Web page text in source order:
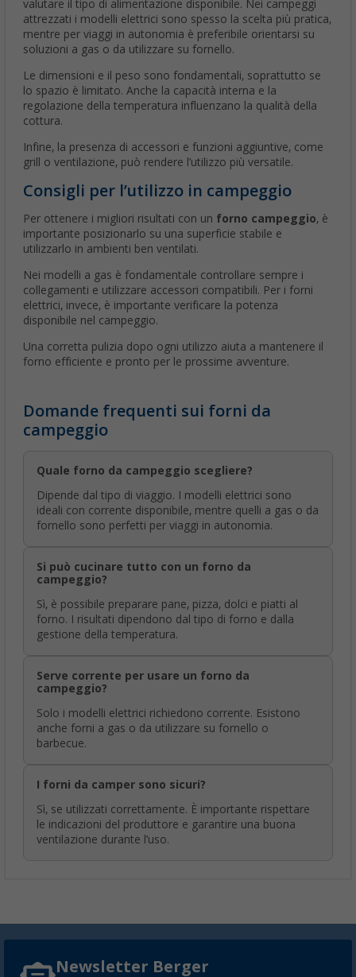
valutare il tipo di alimentazione disponibile. Nei campeggi
attrezzati i modelli elettrici sono spesso la scelta più pratica,
mentre per viaggi in autonomia è preferibile orientarsi su
soluzioni a gas o da utilizzare su fornello.
Le dimensioni e il peso sono fondamentali, soprattutto se
lo spazio è limitato. Anche la capacità interna e la
regolazione della temperatura influenzano la qualità della
cottura.
Infine, la presenza di accessori e funzioni aggiuntive, come
grill o ventilazione, può rendere l’utilizzo più versatile.
Consigli per l’utilizzo in campeggio
Per ottenere i migliori risultati con un forno campeggio, è
importante posizionarlo su una superficie stabile e
utilizzarlo in ambienti ben ventilati.
Nei modelli a gas è fondamentale controllare sempre i
collegamenti e utilizzare accessori compatibili. Per i forni
elettrici, invece, è importante verificare la potenza
disponibile nel campeggio.
Una corretta pulizia dopo ogni utilizzo aiuta a mantenere il
forno efficiente e pronto per le prossime avventure.
Domande frequenti sui forni da
campeggio
Quale forno da campeggio scegliere?
Dipende dal tipo di viaggio. I modelli elettrici sono
ideali con corrente disponibile, mentre quelli a gas o da
fornello sono perfetti per viaggi in autonomia.
Si può cucinare tutto con un forno da
campeggio?
Sì, è possibile preparare pane, pizza, dolci e piatti al
forno. I risultati dipendono dal tipo di forno e dalla
gestione della temperatura.
Serve corrente per usare un forno da
campeggio?
Solo i modelli elettrici richiedono corrente. Esistono
anche forni a gas o da utilizzare su fornello o
barbecue.
I forni da camper sono sicuri?
Sì, se utilizzati correttamente. È importante rispettare
le indicazioni del produttore e garantire una buona
ventilazione durante l’uso.
Newsletter Berger